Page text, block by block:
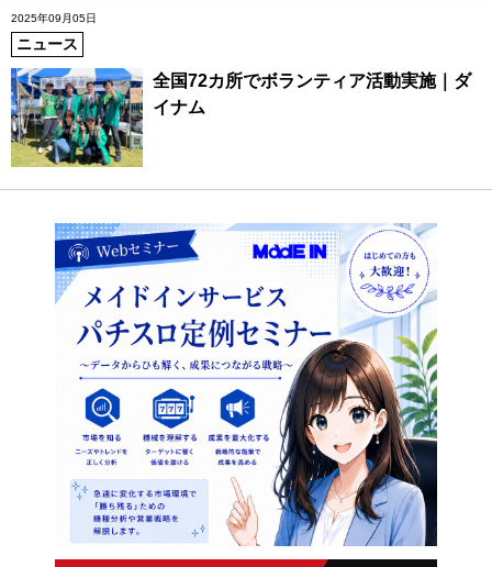
2025年09月05日
ニュース
全国72カ所でボランティア活動実施｜ダ
イナム